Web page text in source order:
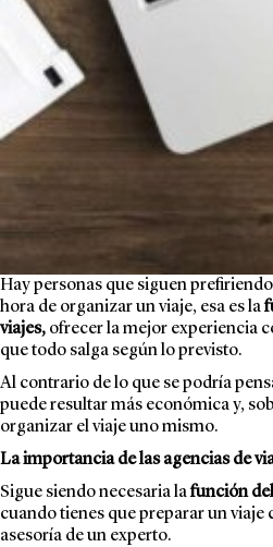
Hay personas que siguen
hora de organizar un viaje, esa es la
viajes, ofrecer la mejor experiencia
que todo salga según lo previsto.
Al contrario de lo que se podría
puede resultar más económica y,
organizar el viaje uno mismo.
La importancia de las agencias de
Sigue siendo necesaria lafunción
cuando tienes que preparar un
asesoría de un experto.